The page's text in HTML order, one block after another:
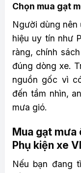
Chọn mua gạt
Người dùng
hiệu uy tín như
ràng, chính
đúng dòng xe.
nguồn gốc vì
đến tầm nhìn,
mưa gió.
Mua gạt
Phụ kiện xe
Nếu bạn đang